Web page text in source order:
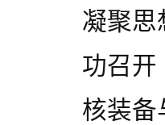
凝聚
功召开
核装备